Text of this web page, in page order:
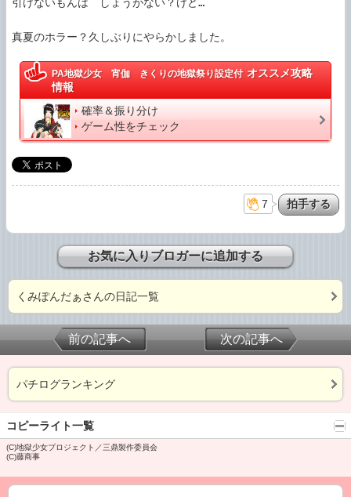
引けないもんは　しょうがない？けど…
PA地獄少女 宵伽 きくりの地獄祭り設定付 オススメ攻略
情報
確率＆振り分け
ゲーム性をチェック
7
お気に入りブロガーに追加する
くみぽんだぁさんの日記一覧
前の記事へ 次の記事へ
パチログランキング
コピーライト一覧
(C)地獄少女プロジェクト／三鼎製作委員会
(C)藤商事